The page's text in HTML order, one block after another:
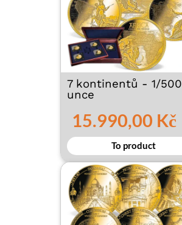
7 kontinentů - 1/500
unce
15.990,00 Kč
To product